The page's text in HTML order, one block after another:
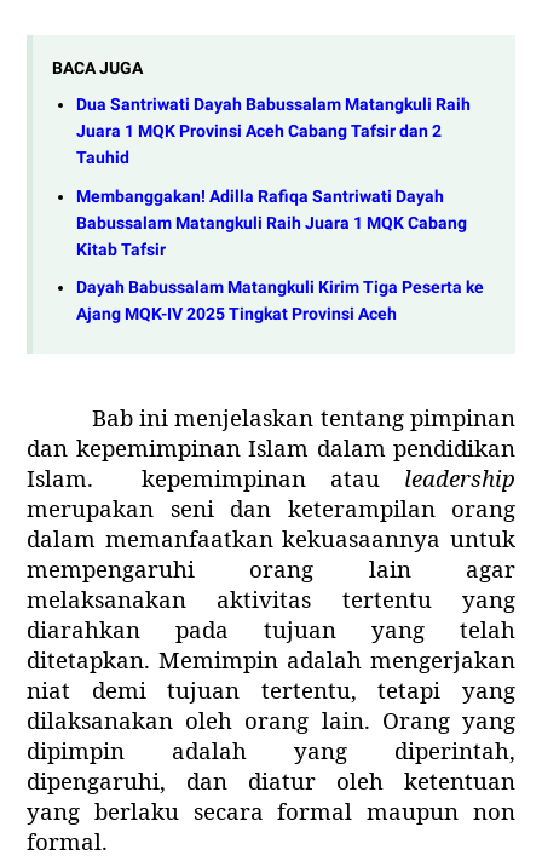
BACA JUGA
Dua Santriwati Dayah Babussalam Matangkuli Raih
Juara 1 MQK Provinsi Aceh Cabang Tafsir dan 2
Tauhid
Membanggakan! Adilla Rafiqa Santriwati Dayah
Babussalam Matangkuli Raih Juara 1 MQK Cabang
Kitab Tafsir
Dayah Babussalam Matangkuli Kirim Tiga Peserta ke
Ajang MQK-IV 2025 Tingkat Provinsi Aceh
Bab ini menjelaskan tentang pimpinan
dan kepemimpinan Islam dalam pendidikan
Islam.
kepemimpinan atau leadership
merupakan seni dan keterampilan orang
dalam memanfaatkan kekuasaannya untuk
mempengaruhi orang lain agar
melaksanakan aktivitas tertentu yang
diarahkan pada tujuan yang telah
ditetapkan. Memimpin adalah mengerjakan
niat demi tujuan tertentu, tetapi yang
dilaksanakan oleh orang lain. Orang yang
dipimpin adalah yang diperintah,
dipengaruhi, dan diatur oleh ketentuan
yang berlaku secara formal maupun non
formal.